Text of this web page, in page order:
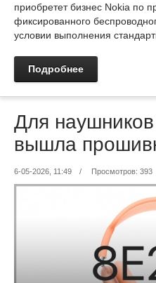
приобретет бизнес Nokia по
фиксированного
условии выполнения
Подробнее
Для
вышла
6-05-2026, 11:49 / Просмотров: 393